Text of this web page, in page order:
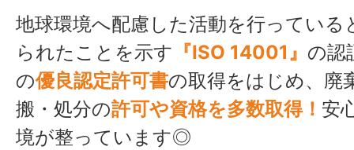
地球環境へ配慮した活動を行っている
られたことを示す 『ISO 14001』 の認
の優良認定許可書の取得をはじめ、廃
搬・処分の許可や資格を多数取得！ 安
境が整っています◎